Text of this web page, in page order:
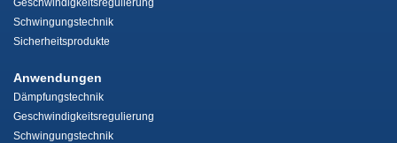
Schwingungstechnik
Sicherheitsprodukte
Anwendungen
Dämpfungstechnik
Geschwindigkeitsregulierung
Schwingungstechnik